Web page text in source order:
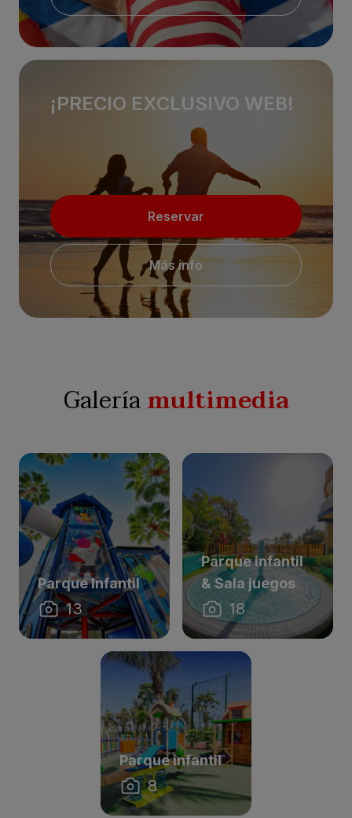
¡PRECIO EXCLUSIVO WEB!
Reservar
Más info
Galeríamultimedia
Parque Infantil
13
Parque infantil
& Sala juegos
18
Parque infantil
8